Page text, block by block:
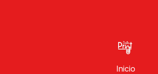
Inicio